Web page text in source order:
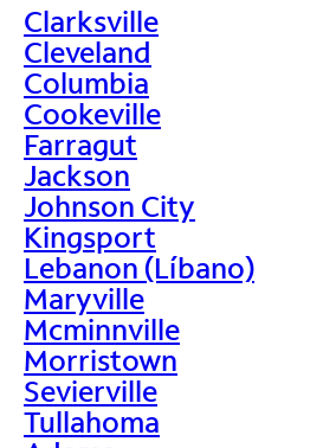
Clarksville
Cleveland
Columbia
Cookeville
Farragut
Jackson
Johnson City
Kingsport
Lebanon (Líbano)
Maryville
Mcminnville
Morristown
Sevierville
Tullahoma